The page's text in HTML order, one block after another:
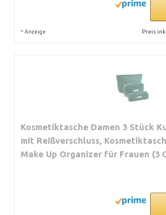
* Anzeige Preis
Kosmetiktasche Damen 3 Stück
mit Reißverschluss,
Make Up Organizer für Frauen (3